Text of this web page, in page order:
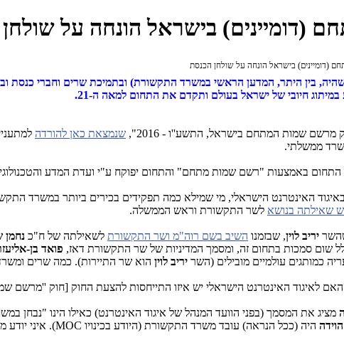
בישראל הונחה על
(דומיינים) בישראל הונחה על שולחן הכנסת
שהיה, בין היתר, המדען הראשי במשרד התקשורת) ובתמיכת שרים וחברי
שמות המתחם בישראל, התשע''ו - 2016", שנמצאת כאן להורדה
באמצעות "רשם שמות מתחם" והתחום יפוקח ע"י ועדת המדע
האינטרנט הישראלי, מי שמילא כמה תפקידים בכירים ביותר במשרד
שאילתה בנושא לשר התקשורת וראש הממשלה.
יריב לוין, שבזמנו השיב בשם רוה"מ ושר התקשורת לשאילתה של ח"כ נחמן
סמכות בתחום זה, ומסמך המדיניות של שר התקשורת דאז, פואד בן-
כמותגים עולמיים מובילים (השר יריב לוין הוא שר התיירות). כמה שרים
לאיגוד האינטרנט הישראלי יש איזו התייחסות להצעת החוק [חוק ''מרשם
מציג את המסמך (בפני הוועד המנהל של איגוד האינטרנט) כאילו הינו "נבחן
הוידה היה (ככל הנראה) עובד משרד התקשורת (היודע בכינויו MOC). איני